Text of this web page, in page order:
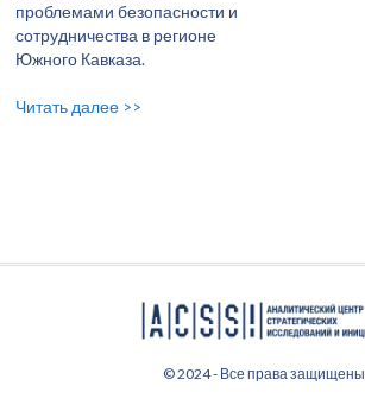
проблемами безопасности и
сотрудничества в регионе
Южного Кавказа.
Читать далее >>
© 2024 - Все права защищены.